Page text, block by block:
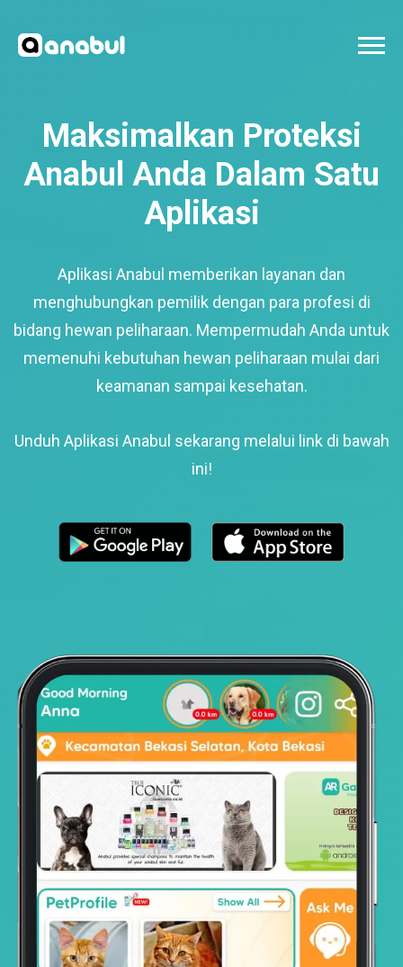
Maksimalkan Proteksi
Anabul Anda Dalam Satu
Aplikasi
Aplikasi Anabul memberikan layanan dan
menghubungkan pemilik dengan para profesi di
bidang hewan peliharaan. Mempermudah Anda untuk
memenuhi kebutuhan hewan peliharaan mulai dari
keamanan sampai kesehatan.
Unduh Aplikasi Anabul sekarang melalui link di bawah
ini!